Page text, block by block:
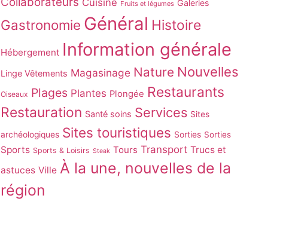
Cuisine Fruits et légumes Galeries
Gastronomie Général Histoire
Hébergement Information générale
Linge Vêtements Magasinage Nature Nouvelles
Oiseaux Plages Plantes Plongée Restaurants
Restauration Santé soins Services Sites
archéologiques Sites touristiques Sorties Sorties
Sports Sports & Loisirs Steak Tours Transport Trucs et
astuces Ville À la une, nouvelles de la
région